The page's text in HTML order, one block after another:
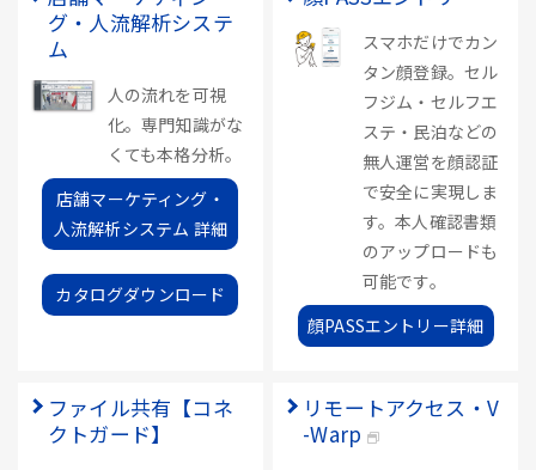
グ・人流解析システ
ム
人の流れを可視
化。専門知識がな
くても本格分析。
店舗マーケティング・
人流解析システム 詳細
カタログダウンロード
スマホだけでカン
タン顔登録。セル
フジム・セルフエ
ステ・民泊などの
無人運営を顔認証
で安全に実現しま
す。本人確認書類
のアップロードも
可能です。
顔PASSエントリー詳細
ファイル共有【コネ
クトガード】
リモートアクセス・V
-Warp